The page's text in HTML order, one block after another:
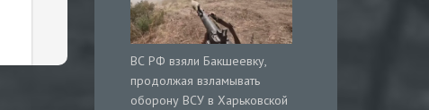
ВС РФ взяли Бакшеевку,
продолжая взламывать
оборону ВСУ в Харьковской